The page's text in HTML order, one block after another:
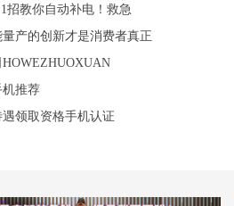
招教你自动补电！救急
产的创新才是消费者真正
机推荐
遇领取资格手机认证